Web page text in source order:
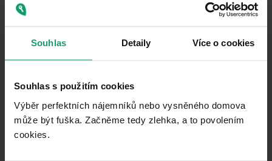
Souhlas Detaily Více o cookies
Souhlas s použitím cookies
Výběr perfektních nájemníků nebo vysněného domova
může být fuška. Začněme tedy zlehka, a to povolením
cookies.​
MapLibre